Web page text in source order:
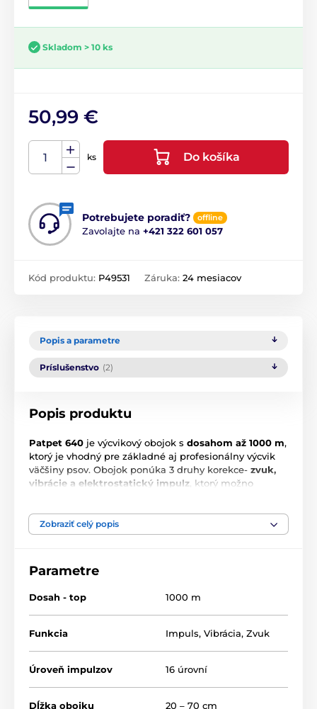
Skladom > 10 ks
50,99 €
ks Do košíka
Potrebujete poradiť? offline
Zavolajte na +421 322 601 057
Kód produktu: P49531 Záruka: 24 mesiacov
Popis a parametre
Príslušenstvo (2)
Popis produktu
Patpet 640 je výcvikový obojok s dosahom až 1000 m,
ktorý je vhodný pre základné aj profesionálny výcvik
väčšiny psov. Obojok ponúka 3 druhy korekce- zvuk,
vibrácie a elektrostatický impulz , ktorý možno
pomocou jednej vysielačky. Patpet 640 je vhodný pre
všetky plemená psov od 15 kg. Výhodou obojku sú
veľmi šetrný a vhodný aj pre plemená ako je naháč
alebo psy, ktoré sú citlivé či náchylné k vyrážkam.
Možno ho používať v miernom daždi, ale nesmie dôjsť
k ponoreniu. Disponuje nabíjacím prijímačom aj
vysielačkou, po 2 hodinovom nabití vydrží prijímač v
Zobraziť celý popis
Parametre
Dosah - top 1000 m
Funkcia Impuls, Vibrácia, Zvuk
Úroveň impulzov 16 úrovní
Dĺžka obojku 20 – 70 cm